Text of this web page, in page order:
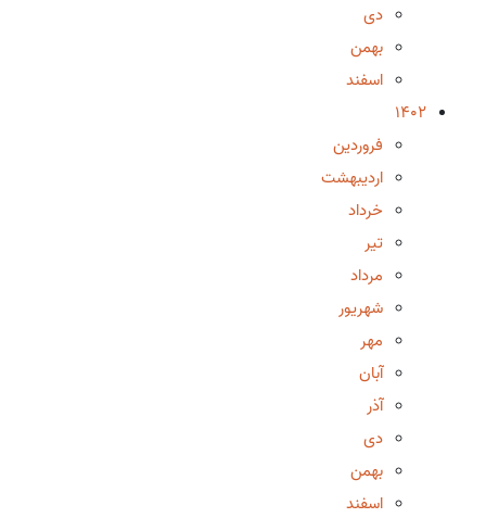
دی
بهمن
اسفند
1402
فروردین
اردیبهشت
خرداد
تیر
مرداد
شهریور
مهر
آبان
آذر
دی
بهمن
اسفند